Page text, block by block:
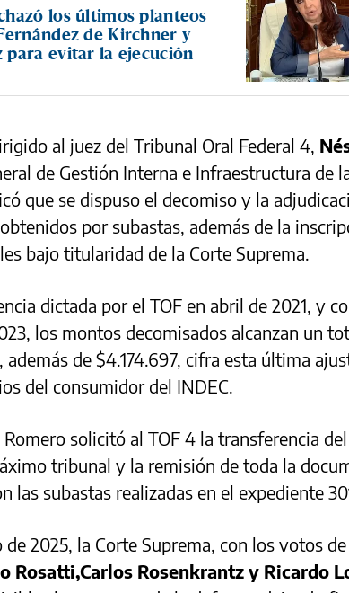
los últimos planteos
de Kirchner y
para evitar la ejecución
al juez del Tribunal Oral Federal 4,
de Gestión Interna e Infraestructura de
que se dispuso el decomiso y la
por subastas, además de la
bajo titularidad de la Corte Suprema.
dictada por el TOF en abril de 2021, y
los montos decomisados alcanzan un
además de $4.174.697, cifra esta última
del consumidor del INDEC.
Romero solicitó al TOF 4 la transferencia
tribunal y la remisión de toda la
las subastas realizadas en el expediente
de 2025, la Corte Suprema, con los votos
Rosatti,Carlos Rosenkrantz y Ricardo